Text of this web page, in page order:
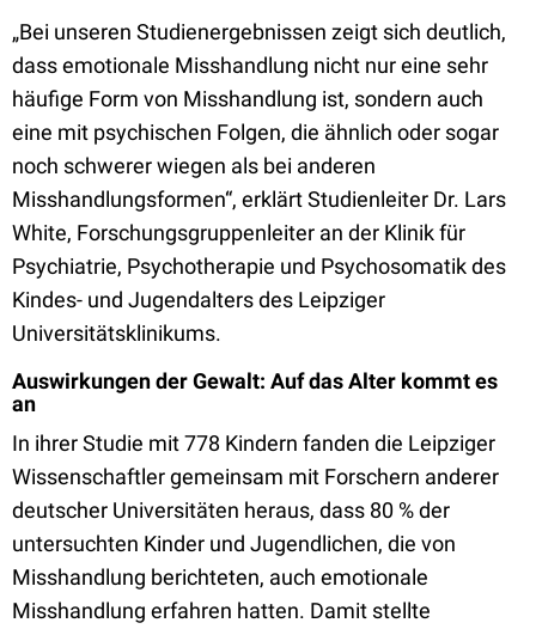
„Bei unseren Studienergebnissen zeigt sich deutlich,
dass emotionale Misshandlung nicht nur eine sehr
häufige Form von Misshandlung ist, sondern auch
eine mit psychischen Folgen, die ähnlich oder sogar
noch schwerer wiegen als bei anderen
Misshandlungsformen“, erklärt Studienleiter Dr. Lars
White, Forschungsgruppenleiter an der Klinik für
Psychiatrie, Psychotherapie und Psychosomatik des
Kindes- und Jugendalters des Leipziger
Universitätsklinikums.
Auswirkungen der Gewalt: Auf das Alter kommt es
an
In ihrer Studie mit 778 Kindern fanden die Leipziger
Wissenschaftler gemeinsam mit Forschern anderer
deutscher Universitäten heraus, dass 80 % der
untersuchten Kinder und Jugendlichen, die von
Misshandlung berichteten, auch emotionale
Misshandlung erfahren hatten. Damit stellte